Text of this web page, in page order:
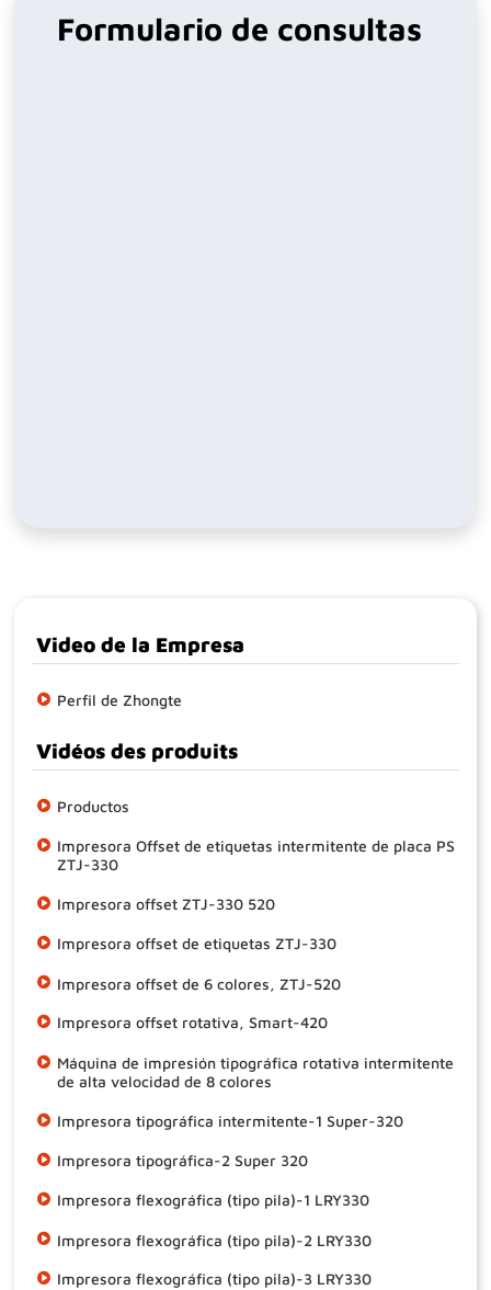
Formulario de consultas
Video de la Empresa
Perfil de Zhongte
Vidéos des produits
Productos
Impresora Offset de etiquetas intermitente de placa PS
ZTJ-330
Impresora offset ZTJ-330 520
Impresora offset de etiquetas ZTJ-330
Impresora offset de 6 colores, ZTJ-520
Impresora offset rotativa, Smart-420
Máquina de impresión tipográfica rotativa intermitente
de alta velocidad de 8 colores
Impresora tipográfica intermitente-1 Super-320
Impresora tipográfica-2 Super 320
Impresora flexográfica (tipo pila)-1 LRY330
Impresora flexográfica (tipo pila)-2 LRY330
Impresora flexográfica (tipo pila)-3 LRY330